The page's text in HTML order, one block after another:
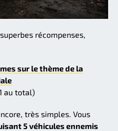
récompenses,
sur le thème de la
au total)
très simples. Vous
5 véhicules ennemis